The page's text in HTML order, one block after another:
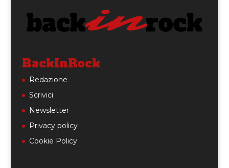
BackInRock
Redazione
Scrivici
Newsletter
Privacy policy
Cookie Policy